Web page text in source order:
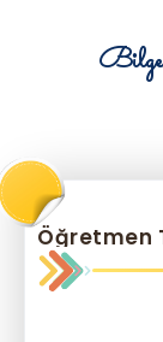
Bilge
Öğretmen